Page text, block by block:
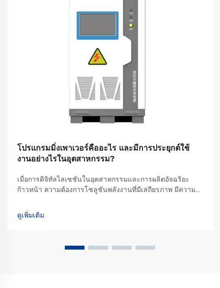
โปรแกรมมิ่งเพาเวอร์คืออะไร และมีการประยุกต์ใช้
งานอย่างไรในอุตสาหกรรม?
เมื่อการดิจิทัลไลเซชันในอุตสาหกรรมและการผลิตอัจฉริยะ
ก้าวหน้า ความต้องการโซลูชันพลังงานที่มีเสถียรภาพ มีความ
เคยเป็นมา นี่คือจุดที่พลังงานแบบโปรแกรมมable เข้ามามี
บทบาท แต่แท้จริงแล้ว พลังงานแบบโปรแกรมมable คืออะไร...
ดูเพิ่มเติม